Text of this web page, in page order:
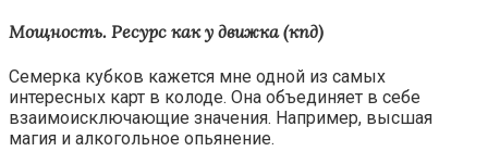
Мощность. Ресурс как у движка (кпд)
Семерка кубков кажется мне одной из самых
интересных карт в колоде. Она объединяет в себе
взаимоисключающие значения. Например, высшая
магия и алкогольное опьянение.